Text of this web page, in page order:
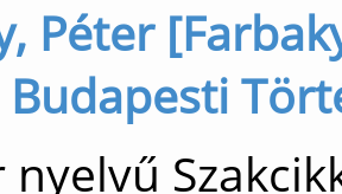
Péter
Budapesti
nyelvű